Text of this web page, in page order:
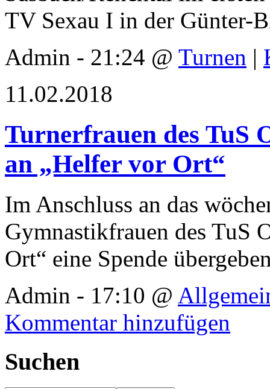
TV Sexau I in der Günter-
Admin - 21:24 @ Turnen |
11.02.2018
Turnerfrauen des TuS
an „Helfer vor Ort“
Im Anschluss an das
Gymnastikfrauen des TuS
Ort“ eine Spende
Admin - 17:10 @
Kommentar hinzufügen
Suchen